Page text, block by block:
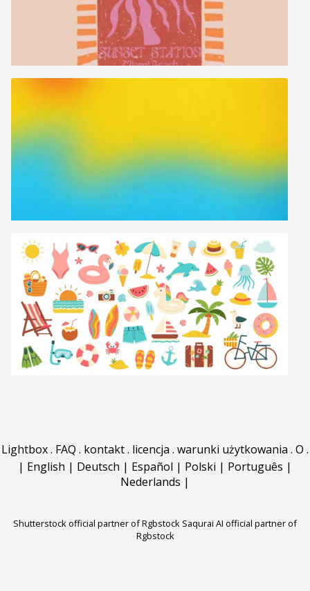
Lightbox. FAQ . kontakt. licencja . warunki użytkowania . O .
| English | Deutsch | Español | Polski | Português |
Nederlands |
Shutterstock official partner of Rgbstock Saqurai AI official partner of
Rgbstock